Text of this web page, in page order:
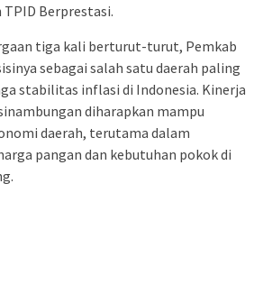
Berprestasi.
tiga kali berturut-turut, Pemkab
sebagai salah satu daerah paling
stabilitas inflasi di Indonesia. Kinerja
diharapkan mampu
daerah, terutama dalam
pangan dan kebutuhan pokok di